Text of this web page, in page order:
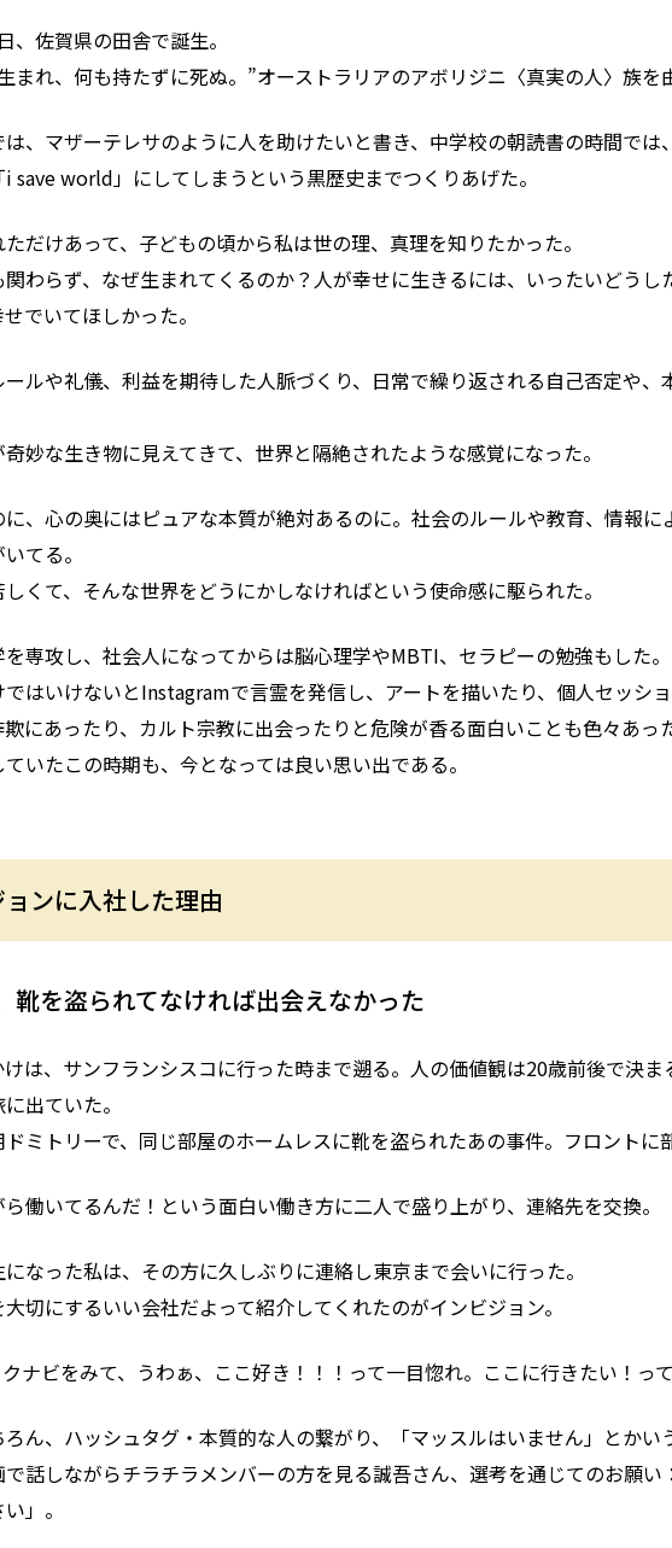
、佐賀県の田舎で誕生。
まれ、何も持たずに死ぬ。”オーストラリアのアボリジニ〈真実の人〉族を
、マザーテレサのように人を助けたいと書き、中学校の朝読書の時間で
save world」にしてしまうという黒歴史までつくりあげた。
だけあって、子どもの頃から私は世の理、真理を知りたかった。
わらず、なぜ生まれてくるのか？人が幸せに生きるには、いったいどうし
でいてほしかった。
ルや礼儀、利益を期待した人脈づくり、日常で繰り返される自己否定や
妙な生き物に見えてきて、世界と隔絶されたような感覚になった。
、心の奥にはピュアな本質が絶対あるのに。社会のルールや教育、情報
てる。
くて、そんな世界をどうにかしなければという使命感に駆られた。
専攻し、社会人になってからは脳心理学やMBTI、セラピーの勉強もした。
はいけないとInstagramで言霊を発信し、アートを描いたり、個人セッショ
にあったり、カルト宗教に出会ったりと危険が香る面白いことも色々あ
いたこの時期も、今となっては良い思い出である。
ンに入社した理由
靴を盗られてなければ出会えなかった
は、サンフランシスコに行った時まで遡る。人の価値観は20歳前後で決
出ていた。
ミトリーで、同じ部屋のホームレスに靴を盗られたあの事件。フロントに
働いてるんだ！という面白い働き方に二人で盛り上がり、連絡先を交換。
なった私は、その方に久しぶりに連絡し東京まで会いに行った。
切にするいい会社だよって紹介してくれたのがインビジョン。
ナビをみて、うわぁ、ここ好き！！！って一目惚れ。ここに行きたい！っ
ろん、ハッシュタグ・本質的な人の繋がり、「マッスルはいません」とか
話しながらチラチラメンバーの方を見る誠吾さん、選考を通じてのお願
」。